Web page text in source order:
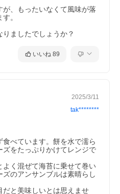
、もったいなくて風味が落
。
ましたでしょうか？
いいね 89
2025/3/11
tak********
べています。餅を水で濡ら
ズをたっぷりかけてレンジで
く混ぜて海苔に乗せて巻い
のアンサンブルは素晴らし
だと美味しいとは思えませ